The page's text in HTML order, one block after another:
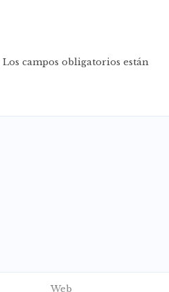
Los campos obligatorios están
Web